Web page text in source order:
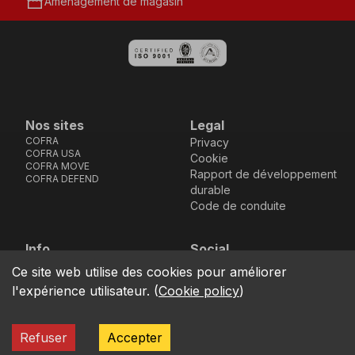
Nos sites
COFRA
COFRA USA
COFRA MOVE
COFRA DEFEND
Legal
Privacy
Cookie
Rapport de développement
durable
Code de conduite
Info
location_on
Via dell’Euro 53-57-59,
76121 Barletta - BT -
ITALIA
Social
Facebook
Instagram
Youtube
LinkedIn
COFRA S.r.l. Partita Iva IT02850580727
Ce site web utilise des cookies pour améliorer
l'expérience utilisateur. (Cookie policy)
Refuser Accepter